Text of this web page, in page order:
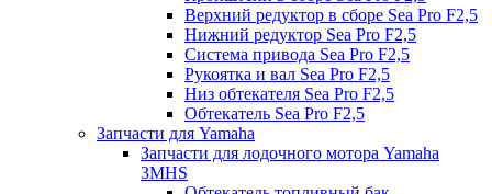
Верхний редуктор в сборе Sea Pro F2,5
Нижний редуктор Sea Pro F2,5
Система привода Sea Pro F2,5
Рукоятка и вал Sea Pro F2,5
Низ обтекателя Sea Pro F2,5
Обтекатель Sea Pro F2,5
Запчасти для Yamaha
Запчасти для лодочного мотора Yamaha
3MHS